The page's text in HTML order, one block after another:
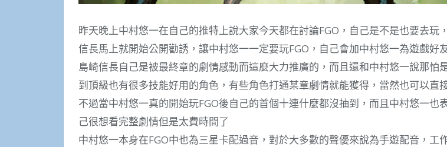
昨天晚上中村悠一在自己的推特上說大家今天都在討論FGO，自己是不是也要去玩
信長馬上就開始公開勸誘，讓中村悠一一定要玩FGO，自己會加中村悠一為遊戲好
島崎信長自己是被最終章的劇情感動而這麼大力推廣的，而且還和中村悠一說那怕
到頂級也有很多技能好用的角色，有些角色打通某章劇情就能獲得，當然也可以直
不過當中村悠一真的開始玩FGO後自己的首個十連什麼都沒抽到，而且中村悠一也
己很想看完整劇情但是太費時間了
中村悠一本身在FGO中也為三星卡配過音，對於大多數的聲優來說為手遊配音，工